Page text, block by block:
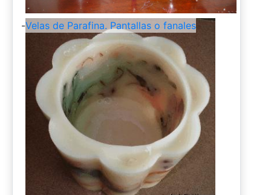
-Velas de Parafina. Pantallas o fanales